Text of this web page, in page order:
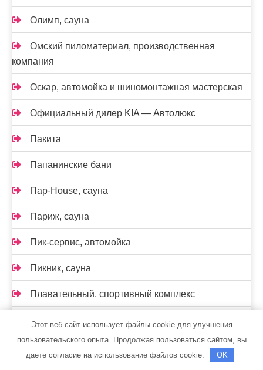
Олимп, сауна
Омский пиломатериал, производственная
компания
Оскар, автомойка и шиномонтажная мастерская
Официальный дилер KIA — Автолюкс
Пакита
Папанинские бани
Пар-House, сауна
Париж, сауна
Пик-сервис, автомойка
Пикник, сауна
Плавательный, спортивный комплекс
Планета SPA, оздоровительно-гостиничный
Пляжный поселок, курортный отель
Этот веб-сайт использует файлы cookie для улучшения
пользовательского опыта. Продолжая пользоваться сайтом, вы
даете согласие на использование файлов cookie.
OK